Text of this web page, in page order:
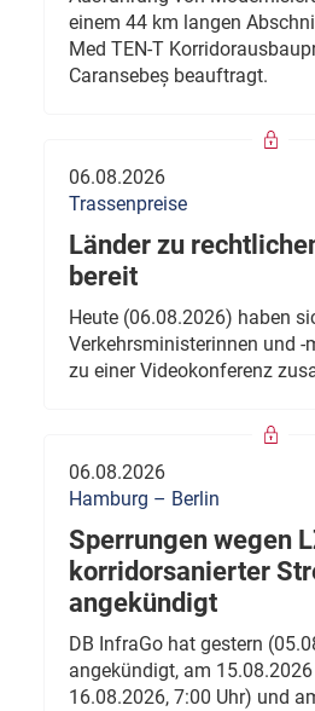
einem 44 km langen
Med TEN-T
Caransebeș beauftragt.
06.08.2026
Trassenpreise
Länder zu
bereit
Heute (06.08.2026) haben
Verkehrsministerinnen und -
zu einer Videokonferenz
06.08.2026
Hamburg – Berlin
Sperrungen wegen
korridorsanierter
angekündigt
DB InfraGo hat gestern
angekündigt, am
16.08.2026, 7:00 Uhr) und